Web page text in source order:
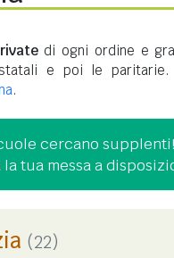
di ogni ordine e
e poi le
.
cercano supplenti!
la tua messa a
(22)